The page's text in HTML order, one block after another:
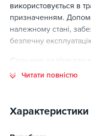
використовується в
призначенням.
належному стані,
безпечну
переваги
відповідність
Читати повністю
Характеристики